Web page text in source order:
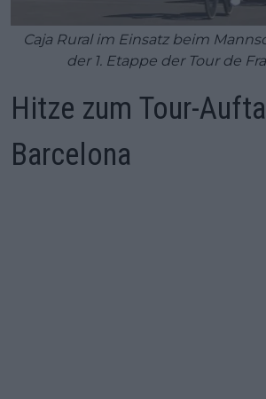
Caja Rural im Einsatz beim
der 1. Etappe der Tour de
Hitze zum Tour-
Barcelona